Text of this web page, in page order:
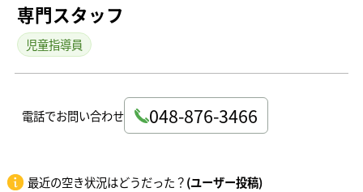
専門スタッフ
児童指導員
電話でお問い合わせ 048-876-3466
最近の空き状況はどうだった？(ユーザー投稿)